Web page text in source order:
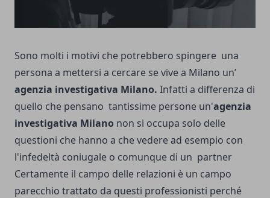
Sono molti i motivi che potrebbero spingere una
persona a mettersi a cercare se vive a Milano un’
agenzia investigativa Milano. Infatti a differenza di
quello che pensano tantissime persone un'agenzia
investigativa Milano non si occupa solo delle
questioni che hanno a che vedere ad esempio con
l'infedeltà coniugale o comunque di un partner
Certamente il campo delle relazioni è un campo
parecchio trattato da questi professionisti perché